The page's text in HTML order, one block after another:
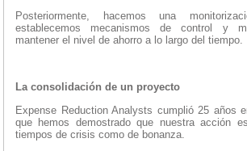
Posteriormente, hacemos una
establecemos mecanismos de control y
mantener el nivel de ahorro a lo largo del tiempo.
La consolidación de un proyecto
Expense Reduction Analysts cumplió 25 años
que hemos demostrado que nuestra acción
tiempos de crisis como de bonanza.